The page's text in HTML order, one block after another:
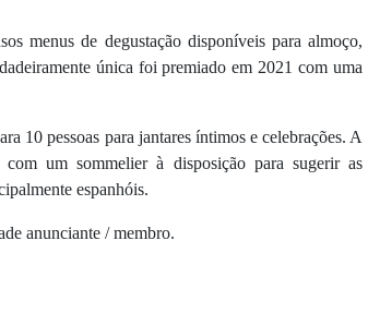
menus de degustação disponíveis para almoço,
única foi premiado em 2021 com uma
10 pessoas para jantares íntimos e celebrações. A
um sommelier à disposição para sugerir as
espanhóis.
anunciante / membro.